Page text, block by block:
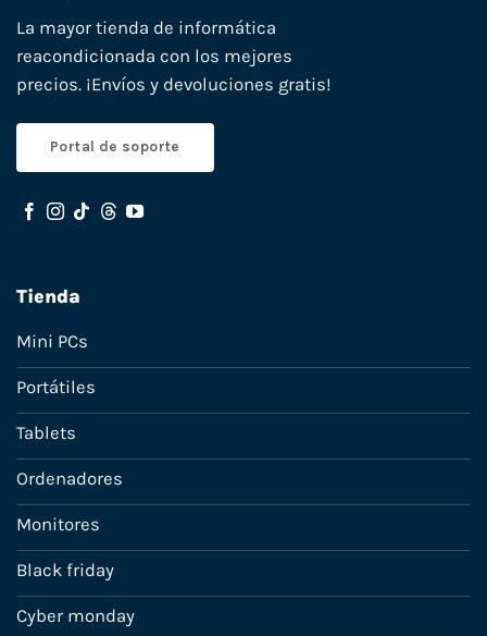
La mayor tienda de informática
reacondicionada con los mejores
precios. ¡Envíos y devoluciones gratis!
Portal de soporte
Tienda
Mini PCs
Portátiles
Tablets
Ordenadores
Monitores
Black friday
Cyber monday